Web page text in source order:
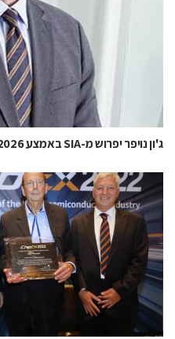
ג'ון נויפר יפרוש מ-SIA באמצע 2026